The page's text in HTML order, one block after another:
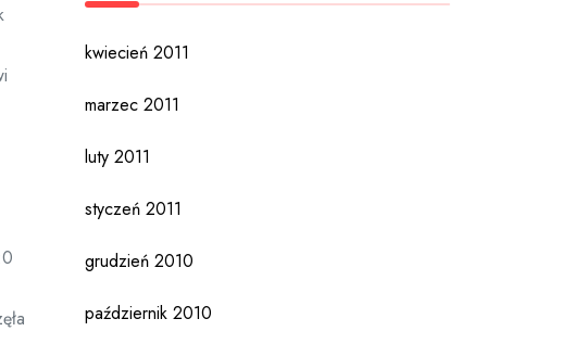
kwiecień 2011
marzec 2011
luty 2011
styczeń 2011
grudzień 2010
październik 2010